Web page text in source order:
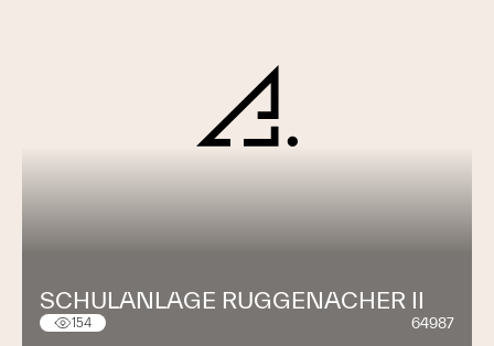
SCHULANLAGE RUGGENACHER II
154 64987